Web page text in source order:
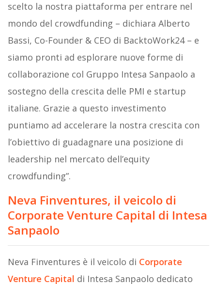
scelto la nostra piattaforma per entrare nel
mondo del crowdfunding – dichiara Alberto
Bassi, Co-Founder & CEO di BacktoWork24 – e
siamo pronti ad esplorare nuove forme di
collaborazione col Gruppo Intesa Sanpaolo a
sostegno della crescita delle PMI e startup
italiane. Grazie a questo investimento
puntiamo ad accelerare la nostra crescita con
l’obiettivo di guadagnare una posizione di
leadership nel mercato dell’equity
crowdfunding”.
Neva Finventures, il veicolo di
Corporate Venture Capital di Intesa
Sanpaolo
Neva Finventures è il veicolo di Corporate
Venture Capital di Intesa Sanpaolo dedicato